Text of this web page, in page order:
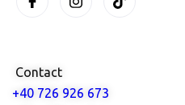
Contact
+40 726 926 673